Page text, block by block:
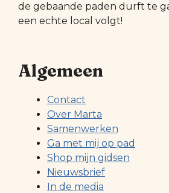
de gebaande paden durft te
een echte local volgt!
Algemeen
Contact
Over Marta
Samenwerken
Ga met mij op pad
Shop mijn gidsen
Nieuwsbrief
In de media